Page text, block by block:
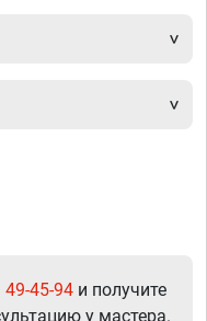
45-94 и получите
у мастера.